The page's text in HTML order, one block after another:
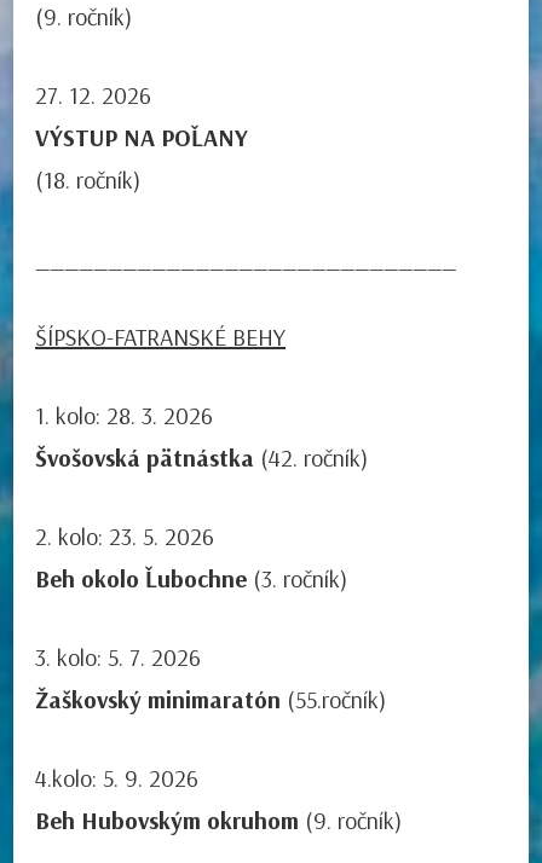
(9. ročník)
27. 12. 2026
VÝSTUP NA POĽANY
(18. ročník)
ŠÍPSKO-FATRANSKÉ BEHY
1. kolo: 28. 3. 2026
Švošovská pätnástka (42. ročník)
2. kolo: 23. 5. 2026
Beh okolo Ľubochne (3. ročník)
3. kolo: 5. 7. 2026
Žaškovský minimaratón (55.ročník)
4.kolo: 5. 9. 2026
Beh Hubovským okruhom (9. ročník)